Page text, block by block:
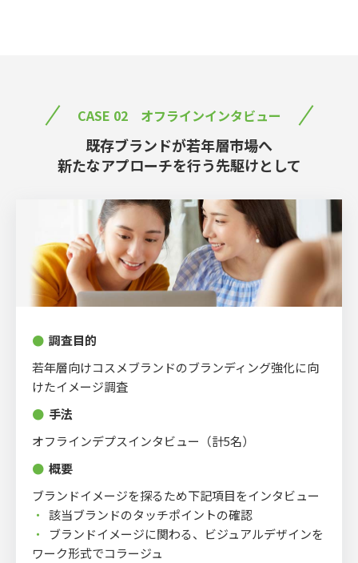
CASE 02 オフラインインタビュー
既存ブランドが若年層市場へ
新たなアプローチを⾏う先駆けとして
● 調査⽬的
若年層向けコスメブランドのブランディング強化に向
けたイメージ調査
● ⼿法
オフラインデプスインタビュー（計5名）
● 概要
ブランドイメージを探るため下記項⽬をインタビュー
・ 該当ブランドのタッチポイントの確認
・
ブランドイメージに関わる、ビジュアルデザインを
ワーク形式でコラージュ